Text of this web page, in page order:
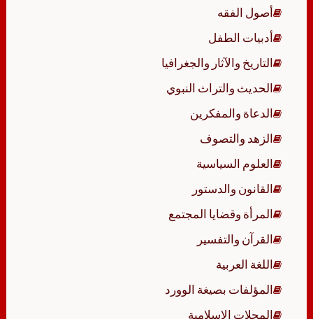
أصول الفقه
أدبيات الطفل
التاريخ والآثار والجغرافيا
الحديث والتراث النبوي
الدعاة والمفكرين
الزهد والتصوف
العلوم السياسية
القانون والدستور
المرأة وقضايا المجتمع
القرآن والتفسير
اللغة العربية
المؤلفات بصيغة الوورد
المجلات الإسلامية